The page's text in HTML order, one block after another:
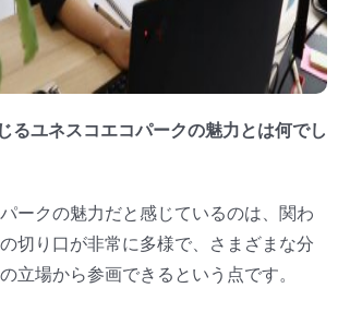
るユネスコエコパークの魅力とは何でし
ークの魅力だと感じているのは、関わ
切り口が非常に多様で、さまざまな分
立場から参画できるという点です。